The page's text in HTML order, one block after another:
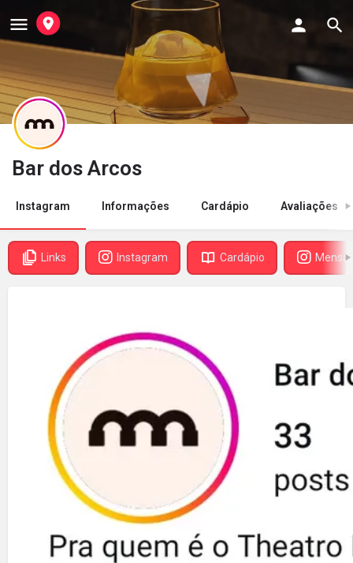
Bar dos Arcos
Instagram Informações Cardápio Avaliações
Links Instagram Cardápio